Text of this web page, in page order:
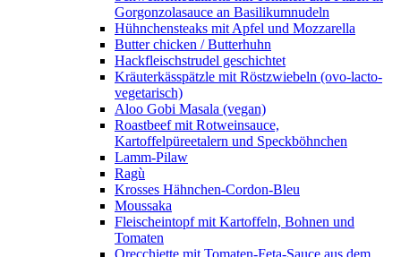
Gorgonzolasauce an Basilikumnudeln
Hühnchensteaks mit Apfel und Mozzarella
Butter chicken / Butterhuhn
Hackfleischstrudel geschichtet
Kräuterkässpätzle mit Röstzwiebeln (ovo-lacto-
vegetarisch)
Aloo Gobi Masala (vegan)
Roastbeef mit Rotweinsauce,
Kartoffelpüreetalern und Speckböhnchen
Lamm-Pilaw
Ragù
Krosses Hähnchen-Cordon-Bleu
Moussaka
Fleischeintopf mit Kartoffeln, Bohnen und
Tomaten